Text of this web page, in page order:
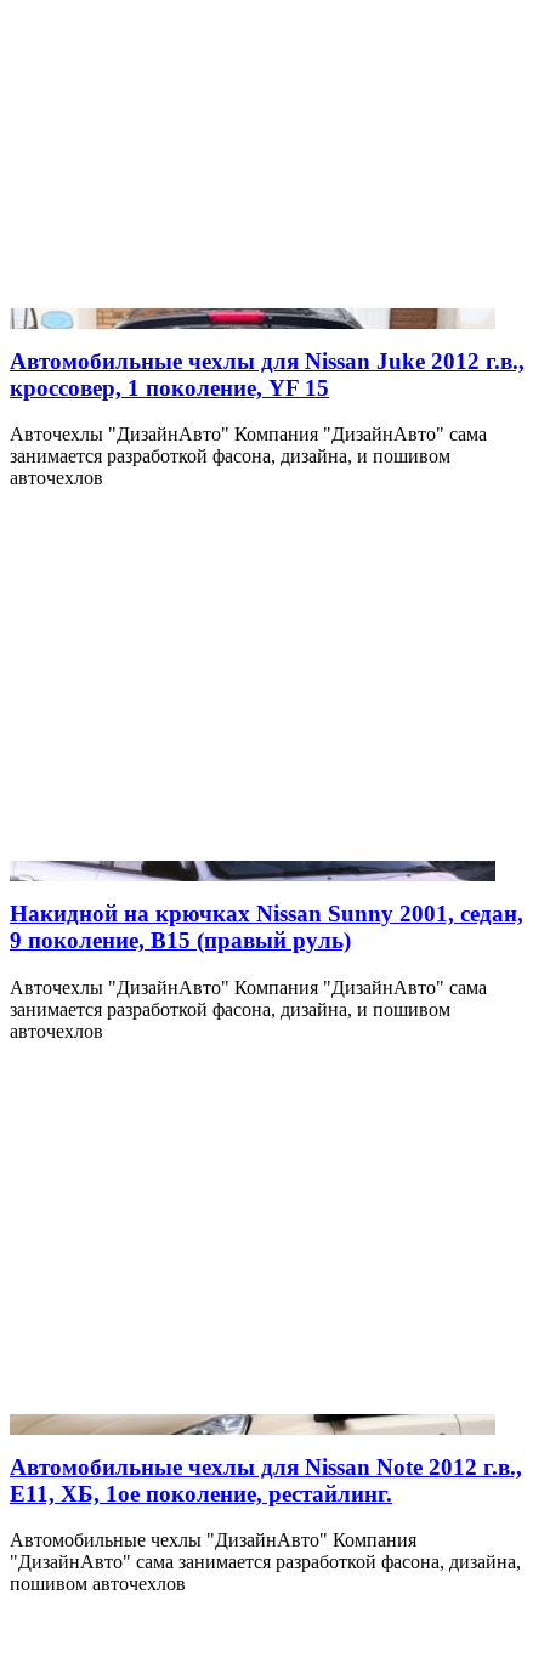
Автомобильные чехлы для Nissan Juke 2012 г.в.,
кроссовер, 1 поколение, YF 15
Авточехлы "ДизайнАвто" Компания "ДизайнАвто" сама
занимается разработкой фасона, дизайна, и пошивом
авточехлов
Накидной на крючках Nissan Sunny 2001, седан,
9 поколение, B15 (правый руль)
Авточехлы "ДизайнАвто" Компания "ДизайнАвто" сама
занимается разработкой фасона, дизайна, и пошивом
авточехлов
Автомобильные чехлы для Nissan Note 2012 г.в.,
E11, ХБ, 1ое поколение, рестайлинг.
Автомобильные чехлы "ДизайнАвто" Компания
"ДизайнАвто" сама занимается разработкой фасона, дизайна,
пошивом авточехлов